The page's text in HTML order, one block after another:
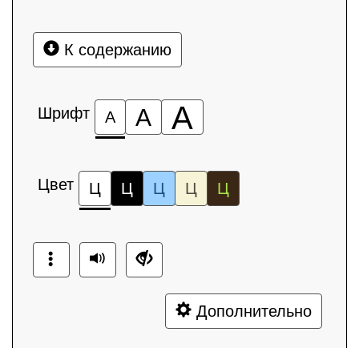
К содержанию
Шрифт А А А
Цвет Ц Ц Ц Ц Ц
Дополнительно